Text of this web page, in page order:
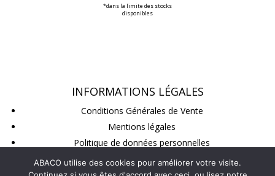
*dans la limite des stocks
disponibles
INFORMATIONS LÉGALES
Conditions Générales de Vente
Mentions légales
Politique de données personnelles
Conditions de retour
ABACO utilise des cookies pour améliorer votre visite.